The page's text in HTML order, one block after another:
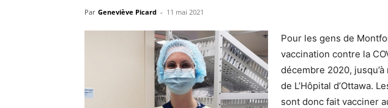
Par Geneviève Picard - 11 mai 2021
Pour les gens de
vaccination contre la
décembre 2020,
de L’Hôpital d’Ottawa.
sont donc fait vacciner